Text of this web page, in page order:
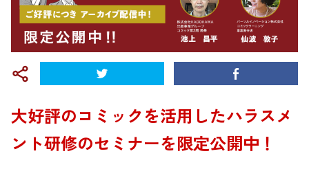
大好評のコミックを活用したハラスメ
ント研修のセミナーを限定公開中！